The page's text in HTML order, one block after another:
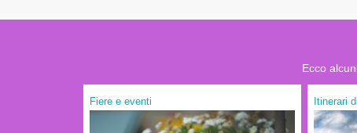
Ecco
Fiere e eventi Itinerari